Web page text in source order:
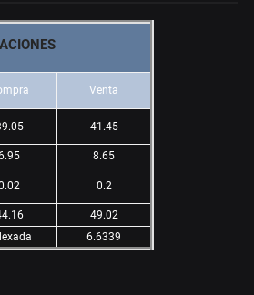
Venta
41.45
8.65
0.2
49.02
6.6339